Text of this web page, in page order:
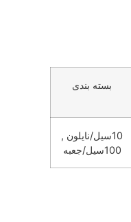
بسته بندی
10سیل/نایلون ,
100سیل/جعبه